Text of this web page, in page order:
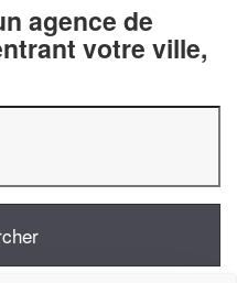
agence de
votre ville,